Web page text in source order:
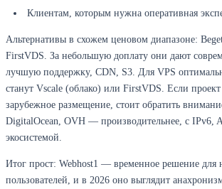
Клиентам, которым нужна оперативная
Альтернативы в схожем ценовом диапазоне:
FirstVDS. За небольшую доплату они дают
лучшую поддержку, CDN, S3. Для VPS
станут Vscale (облако) или FirstVDS. Если проект
зарубежное размещение, стоит обратить
DigitalOcean, OVH — производительнее, с IPv6,
экосистемой.
Итог прост: Webhost1 — временное решение для
пользователей, и в 2026 оно выглядит